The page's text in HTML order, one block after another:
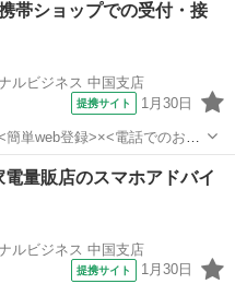
帯ショップでの受付・接
ルビジネス 中国支店
提携サイト 1月30日
単web登録>×<電話でのお仕
です♪ 基本情報を入力したら
ラウンダー、事務のお仕事も
量販店のスマホアドバイ
ルビジネス 中国支店
提携サイト 1月30日